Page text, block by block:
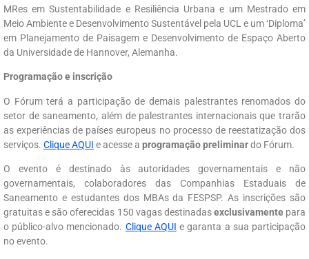
MRes em Sustentabilidade e Resiliência Urbana e um Mestrado em
Meio Ambiente e Desenvolvimento Sustentável pela UCL e um ‘Diploma’
em Planejamento de Paisagem e Desenvolvimento de Espaço Aberto
da Universidade de Hannover, Alemanha.
Programação e inscrição
O Fórum terá a participação de demais palestrantes renomados do
setor de saneamento, além de palestrantes internacionais que trarão
as experiências de países europeus no processo de reestatização dos
serviços. Clique AQUI e acesse a programaçãopreliminardo Fórum.
O evento é destinado às autoridades governamentais e não
governamentais, colaboradores das Companhias Estaduais de
Saneamento e estudantes dos MBAs da FESPSP. As inscrições são
gratuitas e são oferecidas 150 vagas destinadasexclusivamentepara
o público-alvo mencionado. Clique AQUI e garanta a sua participação
no evento.